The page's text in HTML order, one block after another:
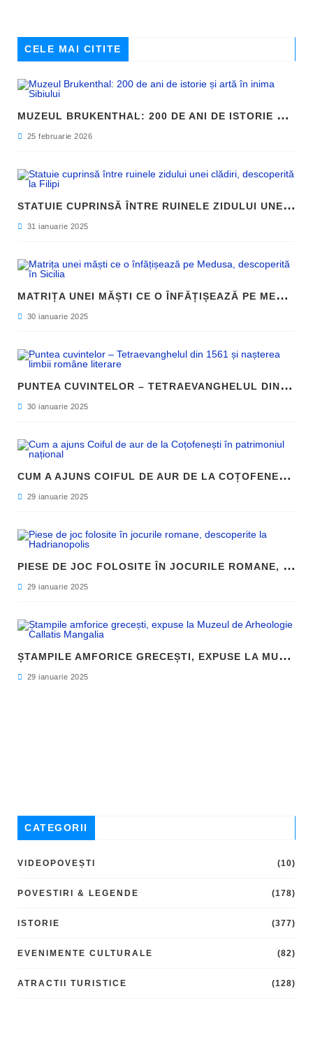
CELE MAI CITITE
M
UZEUL BRUKENTHAL: 200 DE ANI DE ISTORIE ȘI ARTĂ ÎN INIMA SIBIULUI
25 februarie 2026
S
TATUIE CUPRINSĂ ÎNTRE RUINELE ZIDULUI UNEI CLĂDIRI, DESCOPERITĂ LA FILIPI
31 ianuarie 2025
M
ATRIȚA UNEI MĂȘTI CE O ÎNFĂȚIȘEAZĂ PE MEDUSA, DESCOPERITĂ ÎN SICILIA
30 ianuarie 2025
P
UNTEA CUVINTELOR – TETRAEVANGHELUL DIN 1561 ȘI NAȘTEREA LIMBII ROMÂNE LITERARE
30 ianuarie 2025
C
UM A AJUNS COIFUL DE AUR DE LA COȚOFENEȘTI ÎN PATRIMONIUL NAȚIONAL
29 ianuarie 2025
P
IESE DE JOC FOLOSITE ÎN JOCURILE ROMANE, DESCOPERITE LA HADRIANOPOLIS
29 ianuarie 2025
Ș
TAMPILE AMFORICE GRECEȘTI, EXPUSE LA MUZEUL DE ARHEOLOGIE CALLATIS MANGALIA
29 ianuarie 2025
CATEGORII
VIDEOPOVEȘTI (10)
POVESTIRI & LEGENDE (178)
ISTORIE (377)
EVENIMENTE CULTURALE (82)
ATRACTII TURISTICE (128)